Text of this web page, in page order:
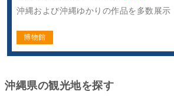
沖縄および沖縄ゆかりの作品を多数展示
博物館
沖縄県の観光地を探す